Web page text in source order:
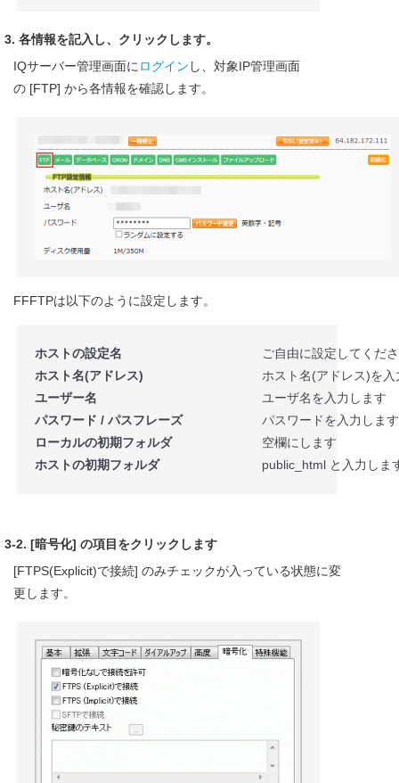
3. 各情報を記入し、クリックします。
IQサーバー管理画面に ログイン し、対象IP管理画面
の [FTP] から各情報を確認します。
FFFTPは以下のように設定します。
ホストの設定名
ご自由に設定してくだ
ホスト名(アドレス)
ホスト名(アドレス)を入
ユーザー名
ユーザ名を入力します
パスワード / パスフレーズ
パスワードを入力します
ローカルの初期フォルダ
空欄にします
ホストの初期フォルダ
public_html と入力しま
3-2. [暗号化] の項目をクリックします
[FTPS(Explicit)で接続] のみチェックが入っている状態に変
更します。